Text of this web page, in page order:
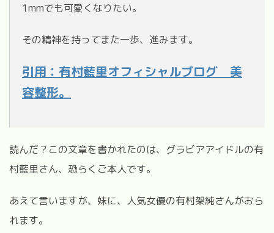
1mmでも可愛くなりたい。
その精神を持ってまた一歩、進みます。
引用：有村藍里オフィシャルブログ 美
容整形。
読んだ？この文章を書かれたのは、グラビアアイドルの有
村藍里さん、恐らくご本人です。
あえて言いますが、妹に、人気女優の有村架純さんがおら
れます。